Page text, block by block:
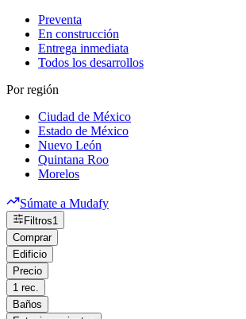
Preventa
En construcción
Entrega inmediata
Todos los desarrollos
Por región
Ciudad de México
Estado de México
Nuevo León
Quintana Roo
Morelos
Súmate a Mudafy
Filtros1
Comprar
Edificio
Precio
1 rec.
Baños